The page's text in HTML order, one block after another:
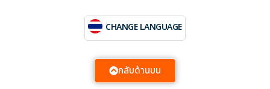
CHANGE LANGUAGE
กลับด้านบน